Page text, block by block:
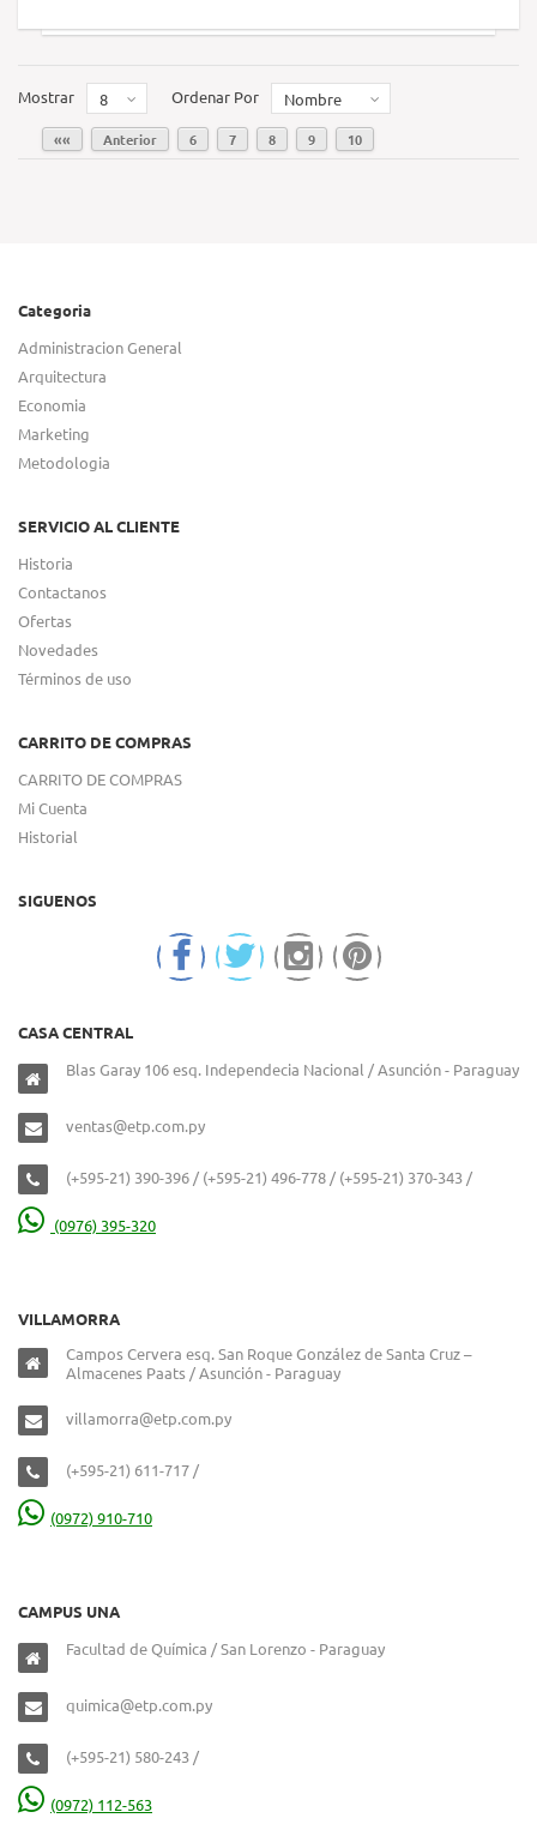
Mostrar 8 Ordenar Por Nombre
«« Anterior 6 7 8 9 10
Categoria
Administracion General
Arquitectura
Economia
Marketing
Metodologia
SERVICIO AL CLIENTE
Historia
Contactanos
Ofertas
Novedades
Términos de uso
CARRITO DE COMPRAS
CARRITO DE COMPRAS
Mi Cuenta
Historial
SIGUENOS
CASA CENTRAL
Blas Garay 106 esq. Independecia Nacional / Asunción - Paraguay
ventas@etp.com.py
(+595-21) 390-396 / (+595-21) 496-778 / (+595-21) 370-343 /
(0976) 395-320
VILLAMORRA
Campos Cervera esq. San Roque González de Santa Cruz –
Almacenes Paats / Asunción - Paraguay
villamorra@etp.com.py
(+595-21) 611-717 /
(0972) 910-710
CAMPUS UNA
Facultad de Química / San Lorenzo - Paraguay
quimica@etp.com.py
(+595-21) 580-243 /
(0972) 112-563